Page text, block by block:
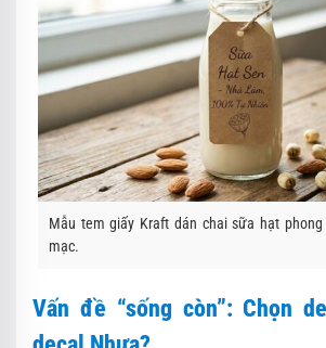
Mẫu tem giấy Kraft dán chai sữa hạt
mạc.
Vấn đề “sống còn”: Chọn